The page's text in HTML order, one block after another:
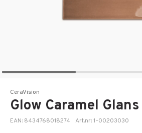
CeraVision
Glow Caramel
EAN: 8434768018274 Art.nr: 1-00203030